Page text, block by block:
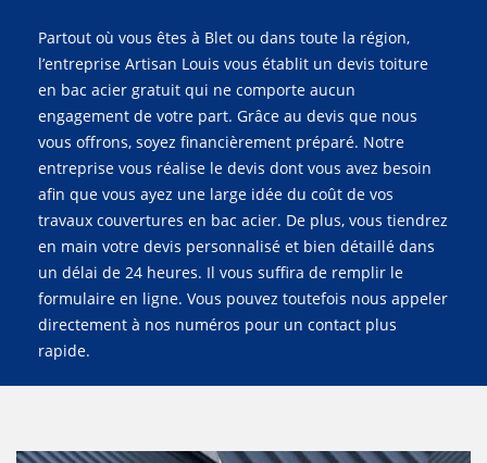
Partout où vous êtes à Blet ou dans toute la région,
l’entreprise Artisan Louis vous établit un devis toiture
en bac acier gratuit qui ne comporte aucun
engagement de votre part. Grâce au devis que nous
vous offrons, soyez financièrement préparé. Notre
entreprise vous réalise le devis dont vous avez besoin
afin que vous ayez une large idée du coût de vos
travaux couvertures en bac acier. De plus, vous tiendrez
en main votre devis personnalisé et bien détaillé dans
un délai de 24 heures. Il vous suffira de remplir le
formulaire en ligne. Vous pouvez toutefois nous appeler
directement à nos numéros pour un contact plus
rapide.